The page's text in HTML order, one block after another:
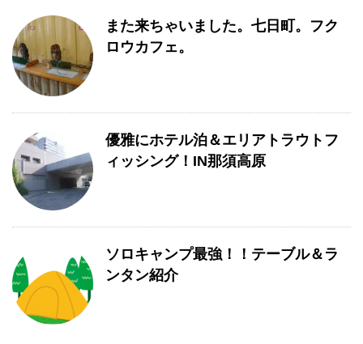
また来ちゃいました。七日町。フク
ロウカフェ。
優雅にホテル泊＆エリアトラウトフ
ィッシング！IN那須高原
ソロキャンプ最強！！テーブル＆ラ
ンタン紹介